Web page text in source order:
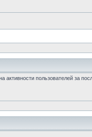
активности пользователей за